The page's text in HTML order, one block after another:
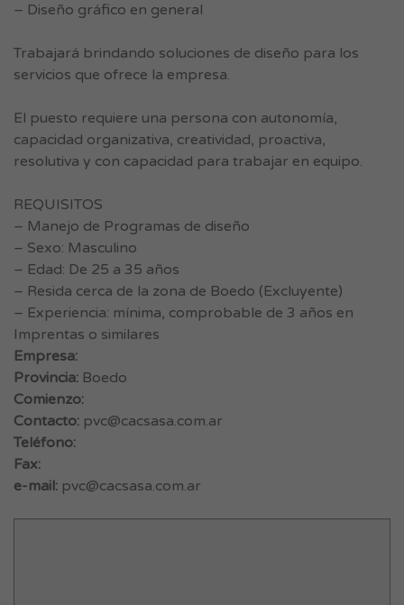
– Diseño gráfico en general
Trabajará brindando soluciones de diseño para los
servicios que ofrece la empresa.
El puesto requiere una persona con autonomía,
capacidad organizativa, creatividad, proactiva,
resolutiva y con capacidad para trabajar en equipo.
REQUISITOS
– Manejo de Programas de diseño
– Sexo: Masculino
– Edad: De 25 a 35 años
– Resida cerca de la zona de Boedo (Excluyente)
– Experiencia: mínima, comprobable de 3 años en
Imprentas o similares
Empresa:
Provincia: Boedo
Comienzo:
Contacto: pvc@cacsasa.com.ar
Teléfono:
Fax:
e-mail: pvc@cacsasa.com.ar